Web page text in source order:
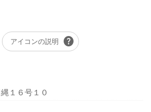
アイコンの説明 help
１６号１０